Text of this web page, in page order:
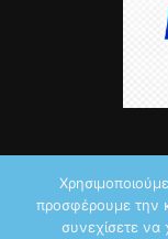
© 2026 by
προσφέρουμε την
συνεχίσετε να